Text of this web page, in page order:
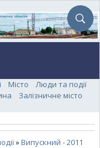
Місто
Люди та події
Залізничне місто
»Випускний - 2011